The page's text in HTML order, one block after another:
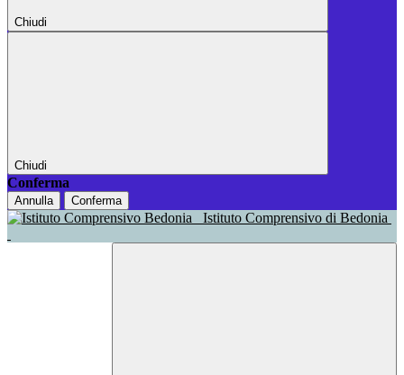
Chiudi
Chiudi
Conferma
Annulla Conferma
Istituto Comprensivo di Bedonia